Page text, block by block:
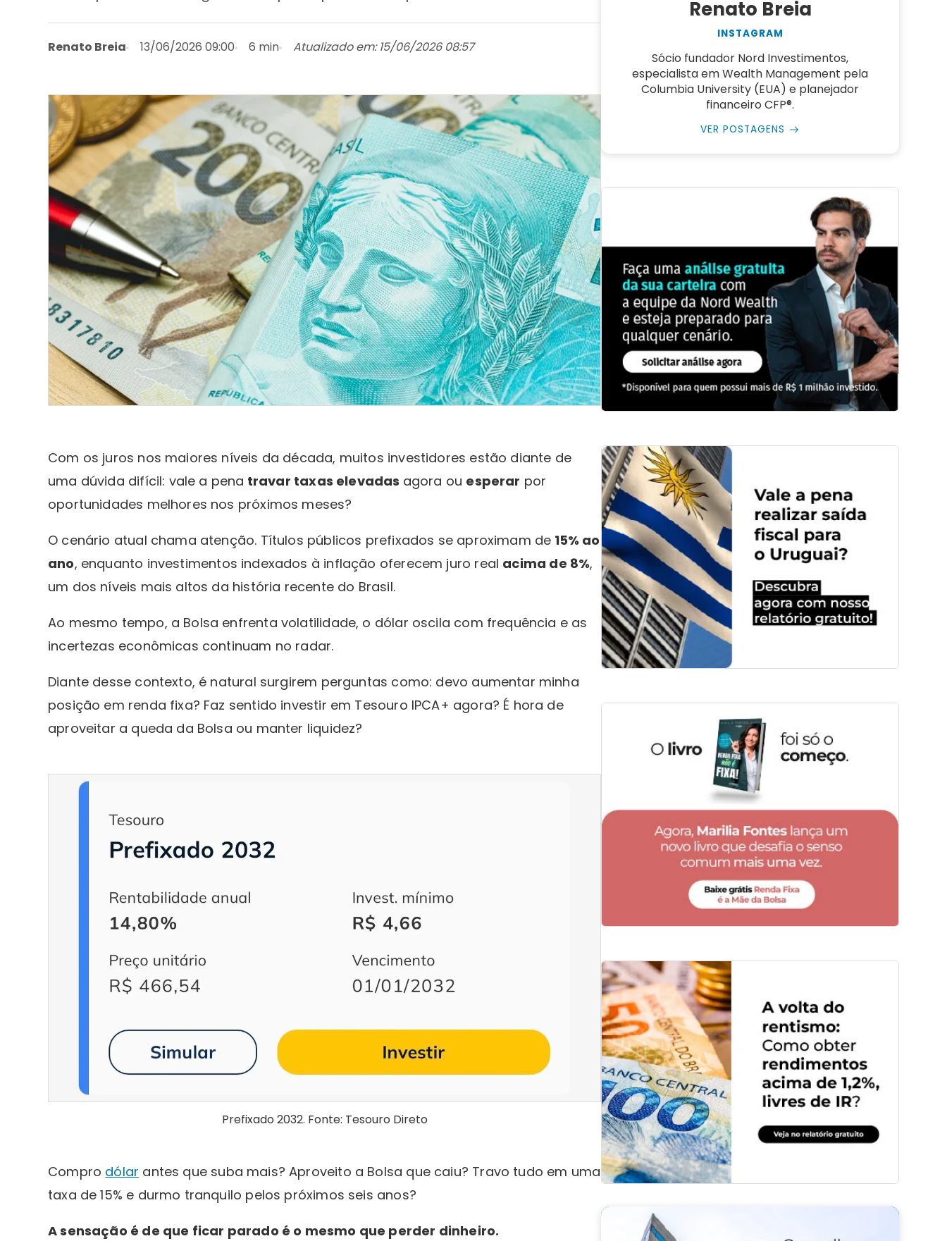
Renato Breia 13/06/2026 09:00 6 min Atualizado em: 15/06/2026 08:57
Com os juros nos maiores níveis da década, muitos investidores estão diante de
uma dúvida difícil: vale a pena travar taxas elevadas agora ou esperar por
oportunidades melhores nos próximos meses?
O cenário atual chama atenção. Títulos públicos prefixados se aproximam de 15% ao
ano, enquanto investimentos indexados à inflação oferecem juro real acima de 8%,
um dos níveis mais altos da história recente do Brasil.
Ao mesmo tempo, a Bolsa enfrenta volatilidade, o dólar oscila com frequência e as
incertezas econômicas continuam no radar.
Diante desse contexto, é natural surgirem perguntas como: devo aumentar minha
posição em renda fixa? Faz sentido investir em Tesouro IPCA+ agora? É hora de
aproveitar a queda da Bolsa ou manter liquidez?
Prefixado 2032. Fonte: Tesouro Direto
Compro dólar antes que suba mais? Aproveito a Bolsa que caiu? Travo tudo em uma
taxa de 15% e durmo tranquilo pelos próximos seis anos?
A sensação é de que ficar parado é o mesmo que perder dinheiro.
Renato Breia
INSTAGRAM
Sócio fundador Nord Investimentos,
especialista em Wealth Management pela
Columbia University (EUA) e planejador
financeiro CFP®.
VER POSTAGENS